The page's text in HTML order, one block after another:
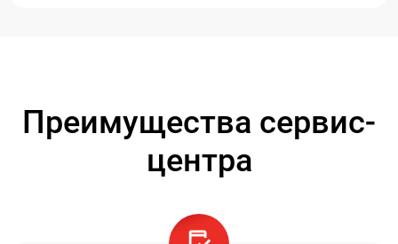
Преимущества сервис-
центра